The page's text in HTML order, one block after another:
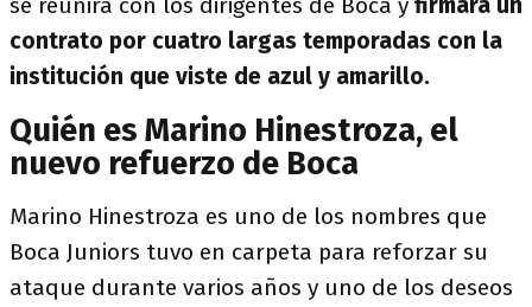
contrato por cuatro largas temporadas con la
institución que viste de azul y amarillo.
Quién es Marino Hinestroza, el
nuevo refuerzo de Boca
Marino Hinestroza es uno de los nombres que
Boca Juniors tuvo en carpeta para reforzar su
ataque durante varios años y uno de los deseos